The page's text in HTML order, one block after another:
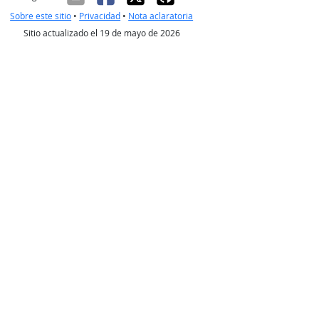
Sobre este sitio • Privacidad • Nota aclaratoria
Sitio actualizado el 19 de mayo de 2026